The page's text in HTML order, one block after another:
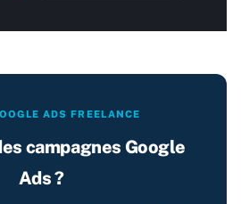
ADS FREELANCE
campagnes Google
Ads ?